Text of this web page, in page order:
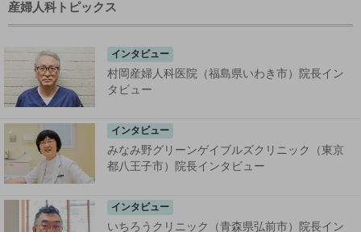
産婦人科トピックス
インタビュー
村岡産婦人科医院（福島県いわき市）院長イン
タビュー
インタビュー
みなみ野グリーンゲイブルズクリニック（東京
都八王子市）院長インタビュー
インタビュー
いちろうクリニック（青森県弘前市）院長イン